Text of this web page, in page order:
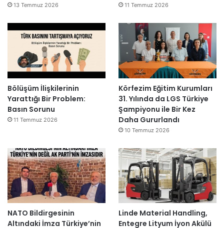
13 Temmuz 2026 11 Temmuz 2026
Bölüşüm İlişkilerinin
Yarattığı Bir Problem:
Basın Sorunu
11 Temmuz 2026
Körfezim Eğitim Kurumları
31. Yılında da LGS Türkiye
Şampiyonu ile Bir Kez
Daha Gururlandı
10 Temmuz 2026
NATO Bildirgesinin
Altındaki İmza Türkiye’nin
Linde Material Handling,
Entegre Lityum İyon Akülü